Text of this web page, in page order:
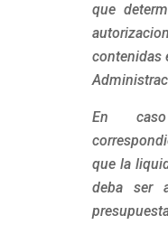
que
contenidas
En
que la
deba ser